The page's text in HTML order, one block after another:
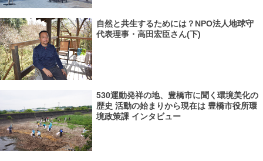
自然と共生するためには？NPO法人地球守
代表理事・高田宏臣さん(下)
530運動発祥の地、豊橋市に聞く環境美化の
歴史 活動の始まりから現在は 豊橋市役所環
境政策課 インタビュー